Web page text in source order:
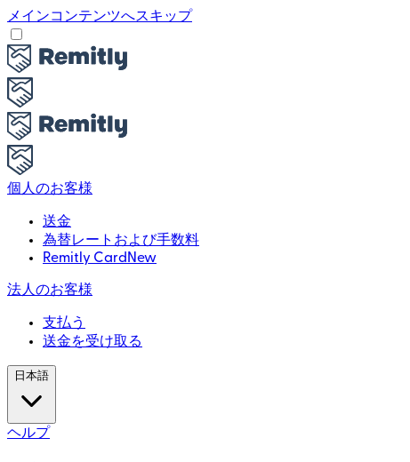
メインコンテンツへスキップ
個人のお客様
送金
為替レートおよび手数料
Remitly Card New
法人のお客様
支払う
送金を受け取る
日本語
ヘルプ